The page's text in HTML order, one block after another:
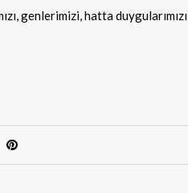
genlerimizi, hatta duygularımızı